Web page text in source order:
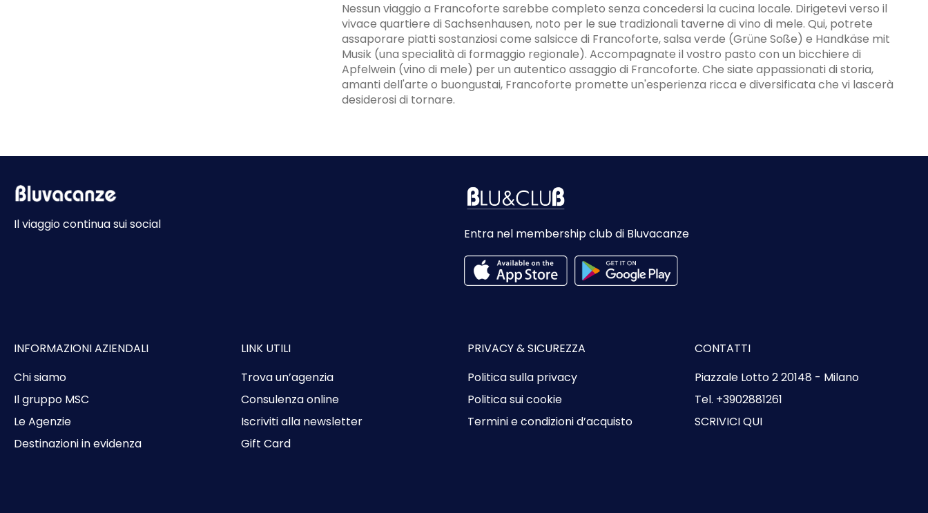
Nessun viaggio a Francoforte sarebbe completo senza concedersi la cucina locale. Dirigetevi verso il
vivace quartiere di Sachsenhausen, noto per le sue tradizionali taverne di vino di mele. Qui, potrete
assaporare piatti sostanziosi come salsicce di Francoforte, salsa verde (Grüne Soße) e Handkäse mit
Musik (una specialità di formaggio regionale). Accompagnate il vostro pasto con un bicchiere di
Apfelwein (vino di mele) per un autentico assaggio di Francoforte. Che siate appassionati di storia,
amanti dell'arte o buongustai, Francoforte promette un'esperienza ricca e diversificata che vi lascerà
desiderosi di tornare.
Il viaggio continua sui social
Entra nel membership club di Bluvacanze
INFORMAZIONI AZIENDALI
Chi siamo
Il gruppo MSC
Le Agenzie
Destinazioni in evidenza
LINK UTILI
Trova un’agenzia
Consulenza online
Iscriviti alla newsletter
Gift Card
PRIVACY & SICUREZZA
Politica sulla privacy
Politica sui cookie
Termini e condizioni d’acquisto
CONTATTI
Piazzale Lotto 2 20148 - Milano
Tel. +3902881261
SCRIVICI QUI